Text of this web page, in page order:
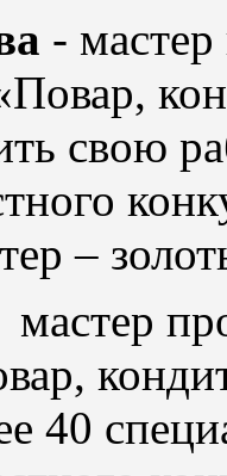
-
свою
–
мастер
40